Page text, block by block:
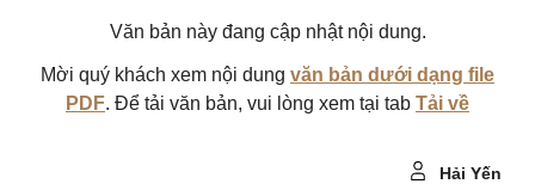
Văn bản này đang cập nhật nội dung.
Mời quý khách xem nội dung văn bản dưới dạng file
PDF. Để tải văn bản, vui lòng xem tại tab Tải về
Hải Yến